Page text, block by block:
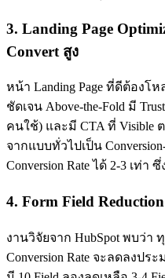
3. Landing Page
Convert สูง
หน้า Landing Page ที่ดีต้องโ
ชัดเจน Above-the-Fold มี
คนใช้) และมี CTA ที่ Visible
จากแบบทั่วไปเป็น
Conversion Rate ได้ 2-3 เท่
4. Form Field
งานวิจัยจาก HubSpot พบว่า
Conversion Rate จะลดลงป